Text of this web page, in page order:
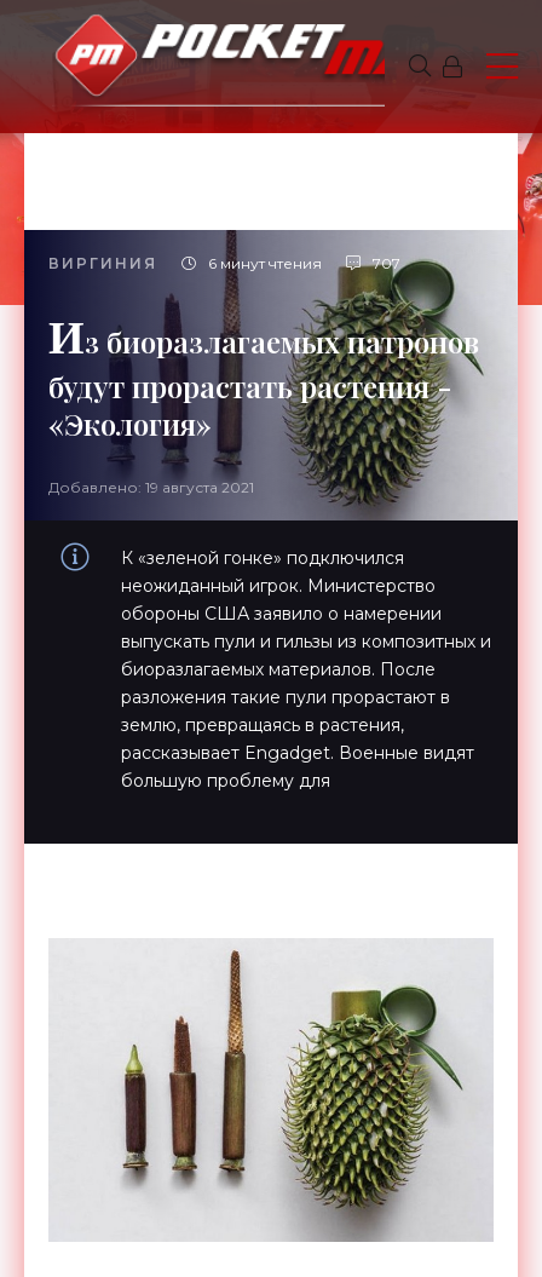
ВИРГИНИЯ 6 минут чтения 707
Из биоразлагаемых патронов
будут прорастать растения -
«Экология»
Добавлено: 19 августа 2021
К «зеленой гонке» подключился
неожиданный игрок. Министерство
обороны США заявило о намерении
выпускать пули и гильзы из композитных и
биоразлагаемых материалов. После
разложения такие пули прорастают в
землю, превращаясь в растения,
рассказывает Engadget. Военные видят
большую проблему для